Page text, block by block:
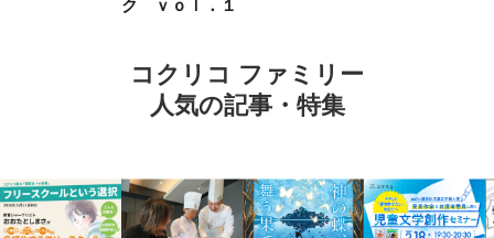
コクリコ ファミリー
人気の記事・特集